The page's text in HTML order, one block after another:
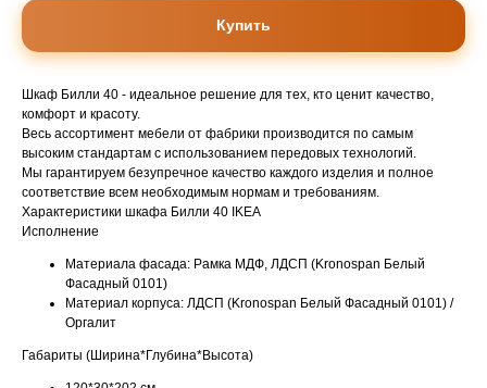
Купить
Шкаф Билли 40 - идеальное решение для тех, кто ценит качество,
комфорт и красоту.
Весь ассортимент мебели от фабрики производится по самым
высоким стандартам с использованием передовых технологий.
Мы гарантируем безупречное качество каждого изделия и полное
соответствие всем необходимым нормам и требованиям.
Характеристики шкафа Билли 40 IKEA
Исполнение
Материала фасада: Рамка МДФ, ЛДСП (Kronospan Белый
Фасадный 0101)
Материал корпуса: ЛДСП (Kronospan Белый Фасадный 0101) /
Оргалит
Габариты (Ширина*Глубина*Высота)